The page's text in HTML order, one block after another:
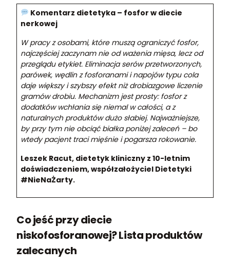
Komentarz dietetyka – fosfor w diecie
nerkowej
W pracy z osobami, które muszą ograniczyć fosfor,
najczęściej zaczynam nie od ważenia mięsa, lecz od
przeglądu etykiet. Eliminacja serów przetworzonych,
parówek, wędlin z fosforanami i napojów typu cola
daje większy i szybszy efekt niż drobiazgowe liczenie
gramów drobiu. Mechanizm jest prosty: fosfor z
dodatków wchłania się niemal w całości, a z
naturalnych produktów dużo słabiej. Najważniejsze,
by przy tym nie obciąć białka poniżej zaleceń – bo
wtedy pacjent traci mięśnie i pogarsza rokowanie.
Leszek Racut, dietetyk kliniczny z 10-letnim
doświadczeniem, współzałożyciel Dietetyki
#NieNaŻarty.
Co jeść przy diecie
niskofosforanowej? Lista produktów
zalecanych